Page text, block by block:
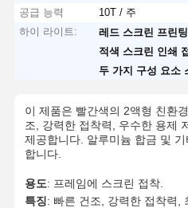
공급 능력
10T / 주
하이 라이트:
레드 스크린 프린
적색 스크린 인쇄
두 가지 구성 요소
이 제품은 빨간색의 2액형 친환
조, 강력한 접착력, 우수한 용제
제공합니다. 알루미늄 합금 및
합니다.
용도: 프레임에 스크린 접착.
특징: 빠른 건조, 강력한 접착력,